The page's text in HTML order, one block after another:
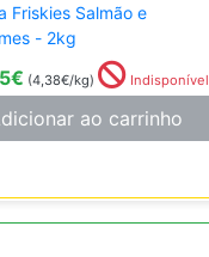
Friskies Salmão e
- 2kg
€ (4,38€/kg) Indisponível
ao carrinho